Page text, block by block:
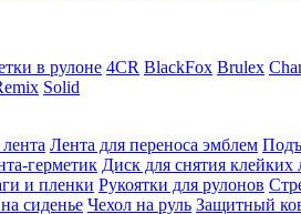
в рулоне 4CR BlackFox Brulex
Solid
Лента для переноса эмблем
герметик Диск для снятия клейких
и пленки Рукоятки для рулонов
сиденье Чехол на руль Защитный